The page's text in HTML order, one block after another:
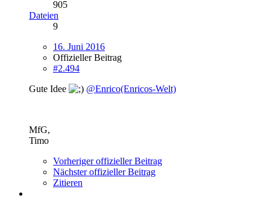
905
Dateien
9
16. Juni 2016
Offizieller Beitrag
#2.494
Gute Idee
@Enrico(Enricos-Welt)
MfG,
Timo
Vorheriger offizieller Beitrag
Nächster offizieller Beitrag
Zitieren